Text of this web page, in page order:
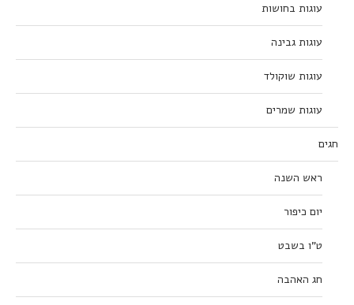
עוגות בחושות
עוגות גבינה
עוגות שוקולד
עוגות שמרים
חגים
ראש השנה
יום כיפור
ט”ו בשבט
חג האהבה